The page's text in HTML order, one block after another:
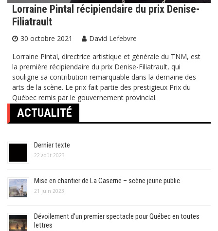
Lorraine Pintal récipiendaire du prix Denise-
Filiatrault
30 octobre 2021
David Lefebvre
Lorraine Pintal, directrice artistique et générale du TNM, est
la première récipiendaire du prix Denise-Filiatrault, qui
souligne sa contribution remarquable dans la demaine des
arts de la scène. Le prix fait partie des prestigieux Prix du
Québec remis par le gouvernement provincial.
ACTUALITÉ
Dernier texte
22 août 2023
Mise en chantier de La Caserne – scène jeune public
21 juin 2023
Dévoilement d’un premier spectacle pour Québec en toutes
lettres